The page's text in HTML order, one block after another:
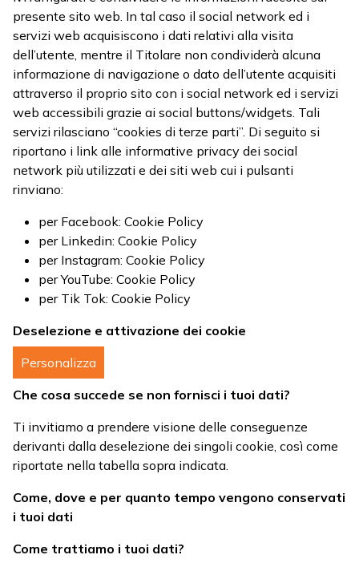
presente sito web. In tal caso il social network ed i
servizi web acquisiscono i dati relativi alla visita
dell’utente, mentre il Titolare non condividerà alcuna
informazione di navigazione o dato dell’utente acquisiti
attraverso il proprio sito con i social network ed i servizi
web accessibili grazie ai social buttons/widgets. Tali
servizi rilasciano “cookies di terze parti”. Di seguito si
riportano i link alle informative privacy dei social
network più utilizzati e dei siti web cui i pulsanti
rinviano:
per Facebook: Cookie Policy
per Linkedin: Cookie Policy
per Instagram: Cookie Policy
per YouTube: Cookie Policy
per Tik Tok: Cookie Policy
Deselezione e attivazione dei cookie
Personalizza
Che cosa succede se non fornisci i tuoi dati?
Ti invitiamo a prendere visione delle conseguenze
derivanti dalla deselezione dei singoli cookie, così come
riportate nella tabella sopra indicata.
Come, dove e per quanto tempo vengono conservati
i tuoi dati
Come trattiamo i tuoi dati?